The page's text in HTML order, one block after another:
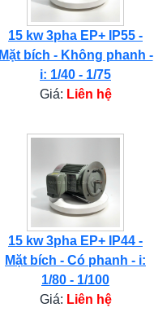
15 kw 3pha EP+ IP55 -
Mặt bích - Không phanh -
i: 1/40 - 1/75
Giá: Liên hệ
15 kw 3pha EP+ IP44 -
Mặt bích - Có phanh - i:
1/80 - 1/100
Giá: Liên hệ